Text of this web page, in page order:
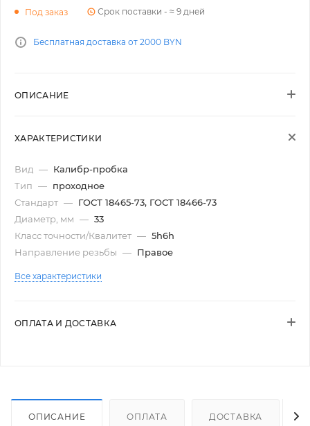
Под заказ Срок поставки - ≈ 9 дней
Бесплатная доставка от 2000 BYN
ОПИСАНИЕ
ХАРАКТЕРИСТИКИ
Вид — Калибр-пробка
Тип — проходное
Стандарт — ГОСТ 18465-73, ГОСТ 18466-73
Диаметр, мм — 33
Класс точности/Квалитет — 5h6h
Направление резьбы — Правое
Все характеристики
ОПЛАТА И ДОСТАВКА
ОПИСАНИЕ ОПЛАТА ДОСТАВКА